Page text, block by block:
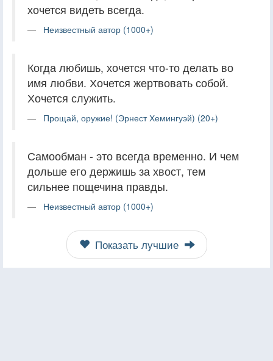
хочется видеть всегда.
Неизвестный автор (1000+)
Когда любишь, хочется что-то делать во
имя любви. Хочется жертвовать собой.
Хочется служить.
Прощай, оружие! (Эрнест Хемингуэй) (20+)
Самообман - это всегда временно. И чем
дольше его держишь за хвост, тем
сильнее пощечина правды.
Неизвестный автор (1000+)
Показать лучшие